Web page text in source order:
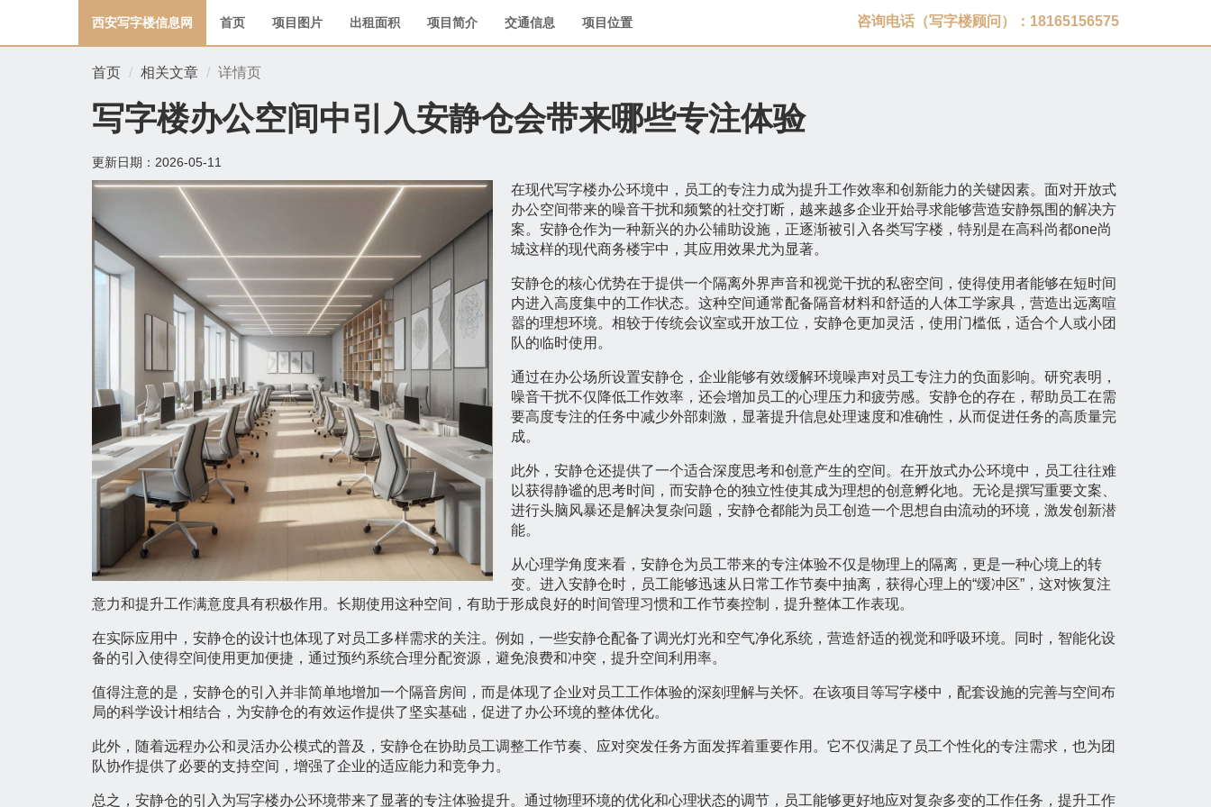
西安写字楼信息网 首页 项目图片 出租面积 项目简介 交通信息 项目位置 咨询电话（写字楼顾问）：18165156575
首页 相关文章 详情页
写字楼办公空间中引入安静仓会带来哪些专注体验
更新日期： 2026-05-11
在现代写字楼办公环境中，员工的专注力成为提升工作效率和创新能力的关键因素。面对开放式
办公空间带来的噪音干扰和频繁的社交打断，越来越多企业开始寻求能够营造安静氛围的解决方
案。安静仓作为一种新兴的办公辅助设施，正逐渐被引入各类写字楼，特别是在高科尚都one尚
城这样的现代商务楼宇中，其应用效果尤为显著。
安静仓的核心优势在于提供一个隔离外界声音和视觉干扰的私密空间，使得使用者能够在短时间
内进入高度集中的工作状态。这种空间通常配备隔音材料和舒适的人体工学家具，营造出远离喧
嚣的理想环境。相较于传统会议室或开放工位，安静仓更加灵活，使用门槛低，适合个人或小团
队的临时使用。
通过在办公场所设置安静仓，企业能够有效缓解环境噪声对员工专注力的负面影响。研究表明，
噪音干扰不仅降低工作效率，还会增加员工的心理压力和疲劳感。安静仓的存在，帮助员工在需
要高度专注的任务中减少外部刺激，显著提升信息处理速度和准确性，从而促进任务的高质量完
成。
此外，安静仓还提供了一个适合深度思考和创意产生的空间。在开放式办公环境中，员工往往难
以获得静谧的思考时间，而安静仓的独立性使其成为理想的创意孵化地。无论是撰写重要文案、
进行头脑风暴还是解决复杂问题，安静仓都能为员工创造一个思想自由流动的环境，激发创新潜
能。
从心理学角度来看，安静仓为员工带来的专注体验不仅是物理上的隔离，更是一种心境上的转
变。进入安静仓时，员工能够迅速从日常工作节奏中抽离，获得心理上的“缓冲区”，这对恢复注
意力和提升工作满意度具有积极作用。长期使用这种空间，有助于形成良好的时间管理习惯和工作节奏控制，提升整体工作表现。
在实际应用中，安静仓的设计也体现了对员工多样需求的关注。例如，一些安静仓配备了调光灯光和空气净化系统，营造舒适的视觉和呼吸环境。同时，智能化设
备的引入使得空间使用更加便捷，通过预约系统合理分配资源，避免浪费和冲突，提升空间利用率。
值得注意的是，安静仓的引入并非简单地增加一个隔音房间，而是体现了企业对员工工作体验的深刻理解与关怀。在该项目等写字楼中，配套设施的完善与空间布
局的科学设计相结合，为安静仓的有效运作提供了坚实基础，促进了办公环境的整体优化。
此外，随着远程办公和灵活办公模式的普及，安静仓在协助员工调整工作节奏、应对突发任务方面发挥着重要作用。它不仅满足了员工个性化的专注需求，也为团
队协作提供了必要的支持空间，增强了企业的适应能力和竞争力。
总之，安静仓的引入为写字楼办公环境带来了显著的专注体验提升。通过物理环境的优化和心理状态的调节，员工能够更好地应对复杂多变的工作任务，提升工作